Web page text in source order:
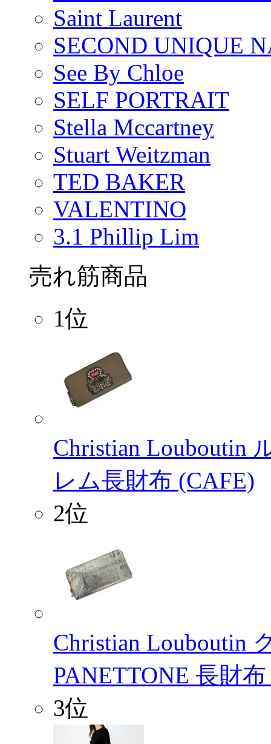
Saint Laurent
SECOND UNIQUE
See By Chloe
SELF PORTRAIT
Stella Mccartney
Stuart Weitzman
TED BAKER
VALENTINO
3.1 Phillip Lim
売れ筋商品
1位
Christian Louboutin
レム長財布 (CAFE)
2位
Christian Louboutin
PANETTONE 長財
3位